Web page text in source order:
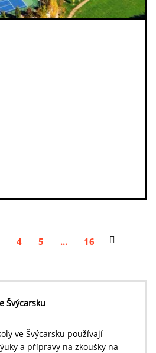
4 5 ... 16
Švýcarsku
ve Švýcarsku používají
a přípravy na zkoušky na